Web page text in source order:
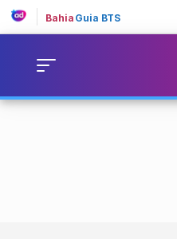
Bahia Guia BTS